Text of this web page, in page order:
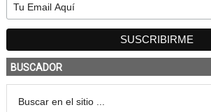
BUSCADOR